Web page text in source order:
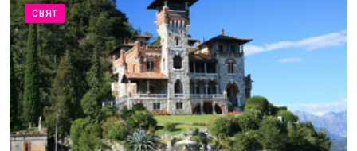
СВЯТ